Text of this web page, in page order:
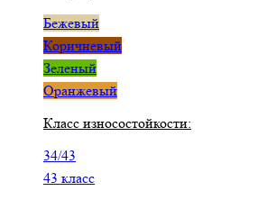
Бежевый
Коричневый
Зеленый
Оранжевый
Класс износостойкости:
34/43
43 класс